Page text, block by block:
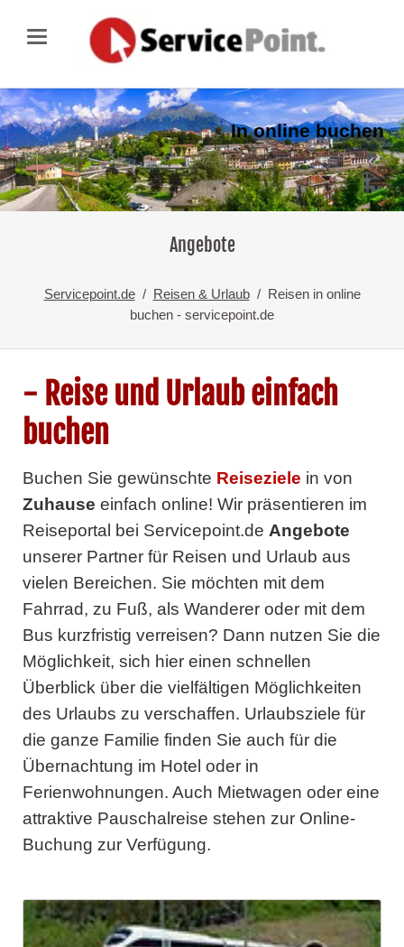
In online buchen
Angebote
Servicepoint.de Reisen & Urlaub
Reisen in online
buchen - servicepoint.de
- Reise und Urlaub einfach
buchen
Buchen Sie gewünschte Reiseziele in von
Zuhause einfach online! Wir präsentieren im
Reiseportal bei Servicepoint.de Angebote
unserer Partner für Reisen und Urlaub aus
vielen Bereichen. Sie möchten mit dem
Fahrrad, zu Fuß, als Wanderer oder mit dem
Bus kurzfristig verreisen? Dann nutzen Sie die
Möglichkeit, sich hier einen schnellen
Überblick über die vielfältigen Möglichkeiten
des Urlaubs zu verschaffen. Urlaubsziele für
die ganze Familie finden Sie auch für die
Übernachtung im Hotel oder in
Ferienwohnungen. Auch Mietwagen oder eine
attraktive Pauschalreise stehen zur Online-
Buchung zur Verfügung.